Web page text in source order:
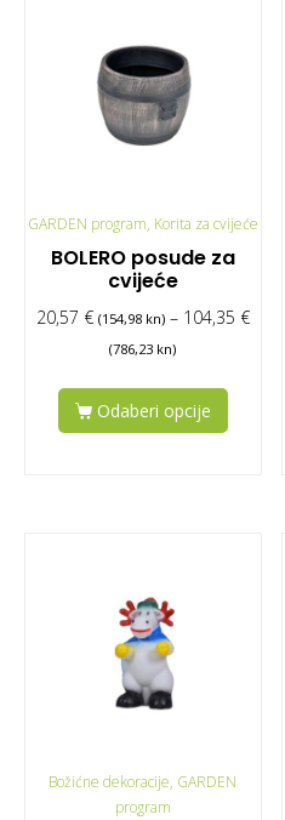
GARDEN program, Korita za cvijeće
BOLERO posude za
cvijeće
20,57 € (154,98 kn) – 104,35 €
(786,23 kn)
Odaberi opcije
Božićne dekoracije, GARDEN
program